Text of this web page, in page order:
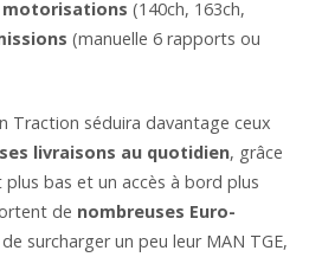
(140ch, 163ch,
(manuelle 6 rapports ou
Traction séduira davantage ceux
livraisons au quotidien, grâce
bas et un accès à bord plus
de nombreuses Euro-
surcharger un peu leur MAN TGE,